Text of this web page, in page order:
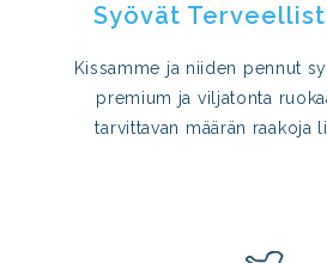
Syövät
Kissamme ja niiden pennut
premium ja viljatonta
tarvittavan määrän raakoja